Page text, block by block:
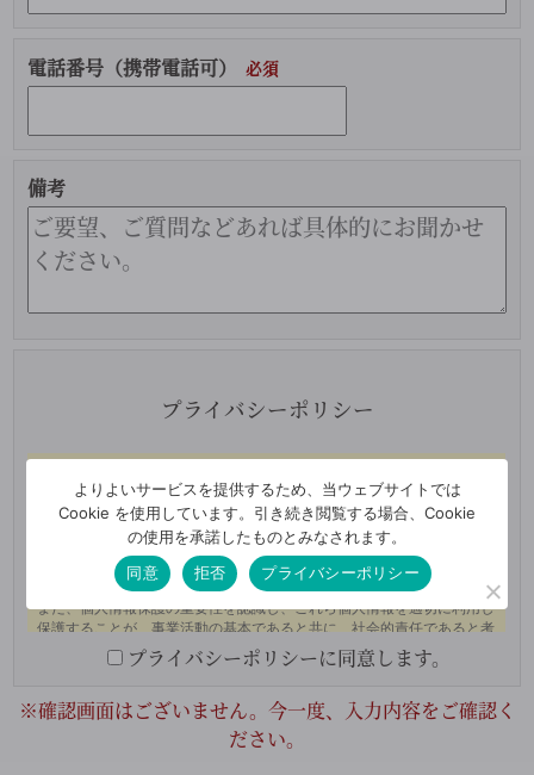
電話番号（携帯電話可）
備考
プライバシーポリシー
プライバシーポリシーに同意します。
※確認画面はございません。今一度、入力内容をご確認く
ださい。
よりよいサービスを提供するため、当ウェブサイトでは
Cookie を使用しています。引き続き閲覧する場合、Cookie
の使用を承諾したものとみなされます。
同意
拒否 プライバシーポリシー